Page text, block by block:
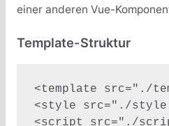
einer anderen Vue-
Template-Struktur
<template src="./
<style src="./